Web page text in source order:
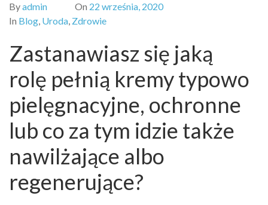
Byadmin On 22 września, 2020
In Blog, Uroda, Zdrowie
Zastanawiasz się jaką
rolę pełnią kremy typowo
pielęgnacyjne, ochronne
lub co za tym idzie także
nawilżające albo
regenerujące?